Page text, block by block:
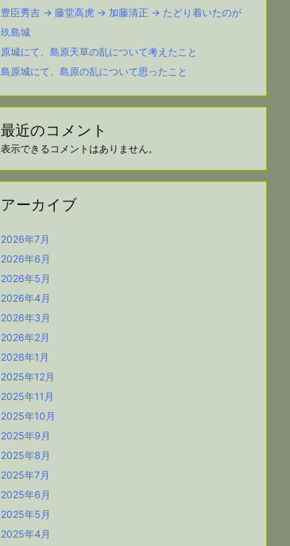
豊臣秀吉 → 藤堂高虎 → 加藤清正 → たどり着いたのが
玖島城
原城にて、島原天草の乱について考えたこと
島原城にて、島原の乱について思ったこと
最近のコメント
表示できるコメントはありません。
アーカイブ
2026年7月
2026年6月
2026年5月
2026年4月
2026年3月
2026年2月
2026年1月
2025年12月
2025年11月
2025年10月
2025年9月
2025年8月
2025年7月
2025年6月
2025年5月
2025年4月